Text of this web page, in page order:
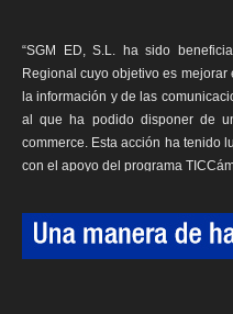
“SGM ED, S.L. ha sido
Regional cuyo objetivo es
la información y de las
al que ha podido disponer de
commerce. Esta acción ha tenido
con el apoyo del programa